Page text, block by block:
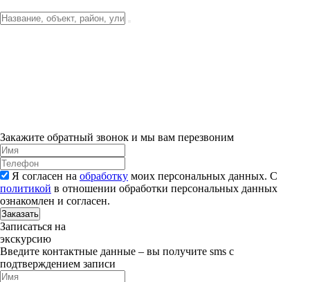
Закажите обратный звонок и мы вам перезвоним
Я согласен на обработку моих персональных данных. С
политикой в отношении обработки персональных данных
ознакомлен и согласен.
Заказать
Записаться на
экскурсию
Введите контактные данные – вы получите sms с
подтверждением записи